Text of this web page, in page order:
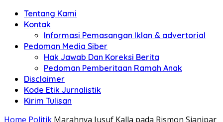
Tentang Kami
Kontak
Informasi Pemasangan Iklan & advertorial
Pedoman Media Siber
Hak Jawab Dan Koreksi Berita
Pedoman Pemberitaan Ramah Anak
Disclaimer
Kode Etik Jurnalistik
Kirim Tulisan
Home Politik Marahnya Jusuf Kalla pada Rismon Sianipar